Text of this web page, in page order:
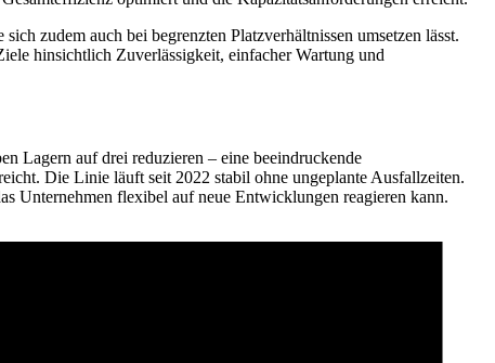
zudem auch bei begrenzten Platzverhältnissen umsetzen lässt.
hinsichtlich Zuverlässigkeit, einfacher Wartung und
Lagern auf drei reduzieren – eine beeindruckende
Die Linie läuft seit 2022 stabil ohne ungeplante Ausfallzeiten.
Unternehmen flexibel auf neue Entwicklungen reagieren kann.